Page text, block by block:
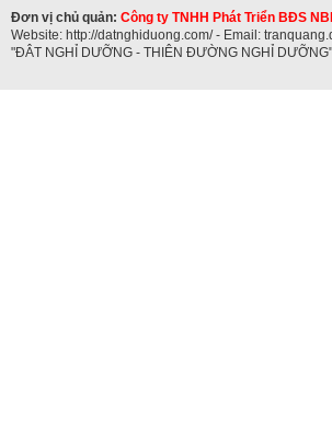
Đơn vị chủ quản: Công ty TNHH Phát Triển BĐS
Website: http://datnghiduong.com/ - Email:
"ĐÂT NGHỈ DƯỠNG - THIÊN ĐƯỜNG NGHỈ